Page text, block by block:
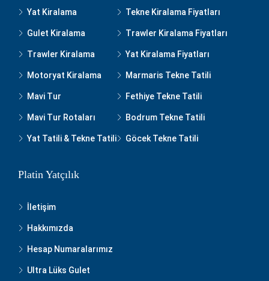
Yat Kiralama
Gulet Kiralama
Trawler Kiralama
Motoryat Kiralama
Mavi Tur
Mavi Tur Rotaları
Yat Tatili & Tekne Tatili
Tekne Kiralama Fiyatları
Trawler Kiralama Fiyatları
Yat Kiralama Fiyatları
Marmaris Tekne Tatili
Fethiye Tekne Tatili
Bodrum Tekne Tatili
Göcek Tekne Tatili
Platin Yatçılık
İletişim
Hakkımızda
Hesap Numaralarımız
Ultra Lüks Gulet